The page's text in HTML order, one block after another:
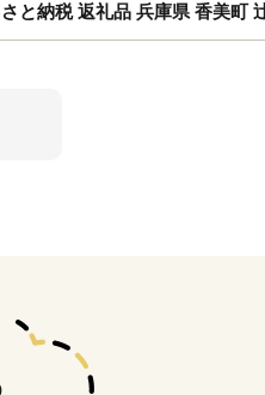
と納税 返礼品 兵庫県 香美町